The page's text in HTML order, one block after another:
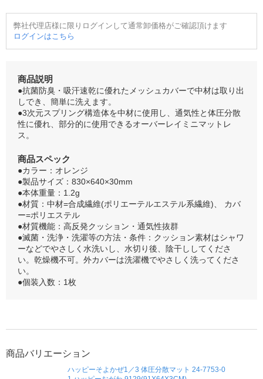
弊社代理店様に限りログインして通常卸価格がご確認頂けます
ログインはこちら
商品説明
●抗菌防臭・吸汗速乾に優れたメッシュカバーで中材は取り出
しでき、簡単に洗えます。
●3次元スプリング構造体を中材に使用し、通気性と体圧分散
性に優れ、部分的に使用できるオーバーレイミニマットレ
ス。
商品スペック
●カラー：オレンジ
●製品サイズ：830×640×30mm
●本体重量：1.2g
●材質：中材=合成繊維(ポリエーテルエステル系繊維)、 カバ
ー=ポリエステル
●材質機能：高反発クッション・通気性抜群
●滅菌・洗浄・洗濯等の方法・条件：クッション素材はシャワ
ーなどでやさしく水洗いし、水切り後、陰干ししてくださ
い。乾燥機不可。外カバーは洗濯機でやさしく洗ってくださ
い。
●個装入数：1枚
商品バリエーション
ハッピーそよかぜ1／3 体圧分散マット 24-7753-0